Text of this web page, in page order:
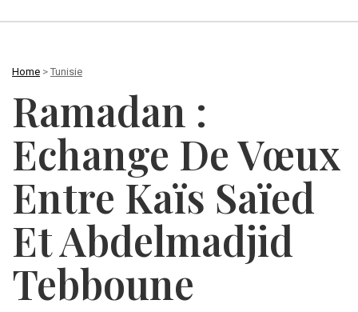
Home > Tunisie
Ramadan :
Echange De Vœux
Entre Kaïs Saïed
Et Abdelmadjid
Tebboune